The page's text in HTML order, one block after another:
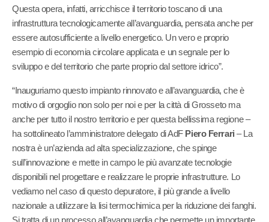
Questa opera, infatti, arricchisce il territorio toscano di una
infrastruttura tecnologicamente all’avanguardia, pensata anche per
essere autosufficiente a livello energetico. Un vero e proprio
esempio di economia circolare applicata e un segnale per lo
sviluppo e del territorio che parte proprio dal settore idrico”.
“Inauguriamo questo impianto rinnovato e all’avanguardia, che è
motivo di orgoglio non solo per noi e per la città di Grosseto ma
anche per tutto il nostro territorio e per questa bellissima regione –
ha sottolineato l’amministratore delegato di AdF Piero Ferrari – La
nostra è un’azienda ad alta specializzazione, che spinge
sull’innovazione e mette in campo le più avanzate tecnologie
disponibili nel progettare e realizzare le proprie infrastrutture. Lo
vediamo nel caso di questo depuratore, il più grande a livello
nazionale a utilizzare la lisi termochimica per la riduzione dei fanghi.